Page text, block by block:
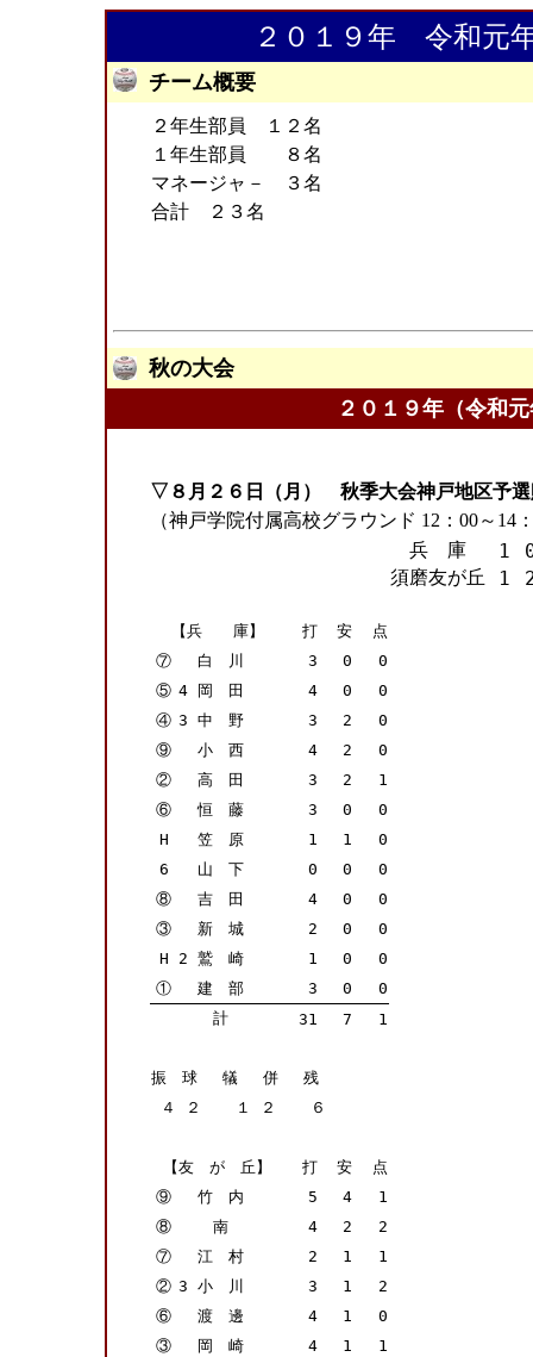
２０１９年 令和元
チーム概要
２年生部員 １２名
１年生部員 ８名
マネージャ－ ３名
合計 ２３名
秋の大会
２０１９年（令和
▽８月２６日（月） 秋季大会神戸地区予
（神戸学院付属高校グラウンド 12：00～14
兵 庫 1
須磨友が丘
1
【兵 庫】 打 安
点
⑦
白 川 3 0
0
⑤ 4 岡 田 4 0
0
④ 3 中 野 3 2
0
⑨
小 西 4 2
0
②
高 田 3 2
1
⑥
恒 藤 3 0
0
H
笠 原 1 1
0
6
山 下 0 0
0
⑧
吉 田 4 0
0
③
新 城 2 0
0
H
2 鷲 崎 1 0
0
①
建 部 3 0
0
計
31 7 1
振 球 犠 併 残
４
２ １ ２ ６
【友 が 丘】 打 安
点
⑨
竹 内 5 4
1
⑧
南 4 2
2
⑦
江 村 2 1
1
② 3 小 川 3 1
2
⑥
渡 邊 4 1
0
③
岡 崎 4 1
1